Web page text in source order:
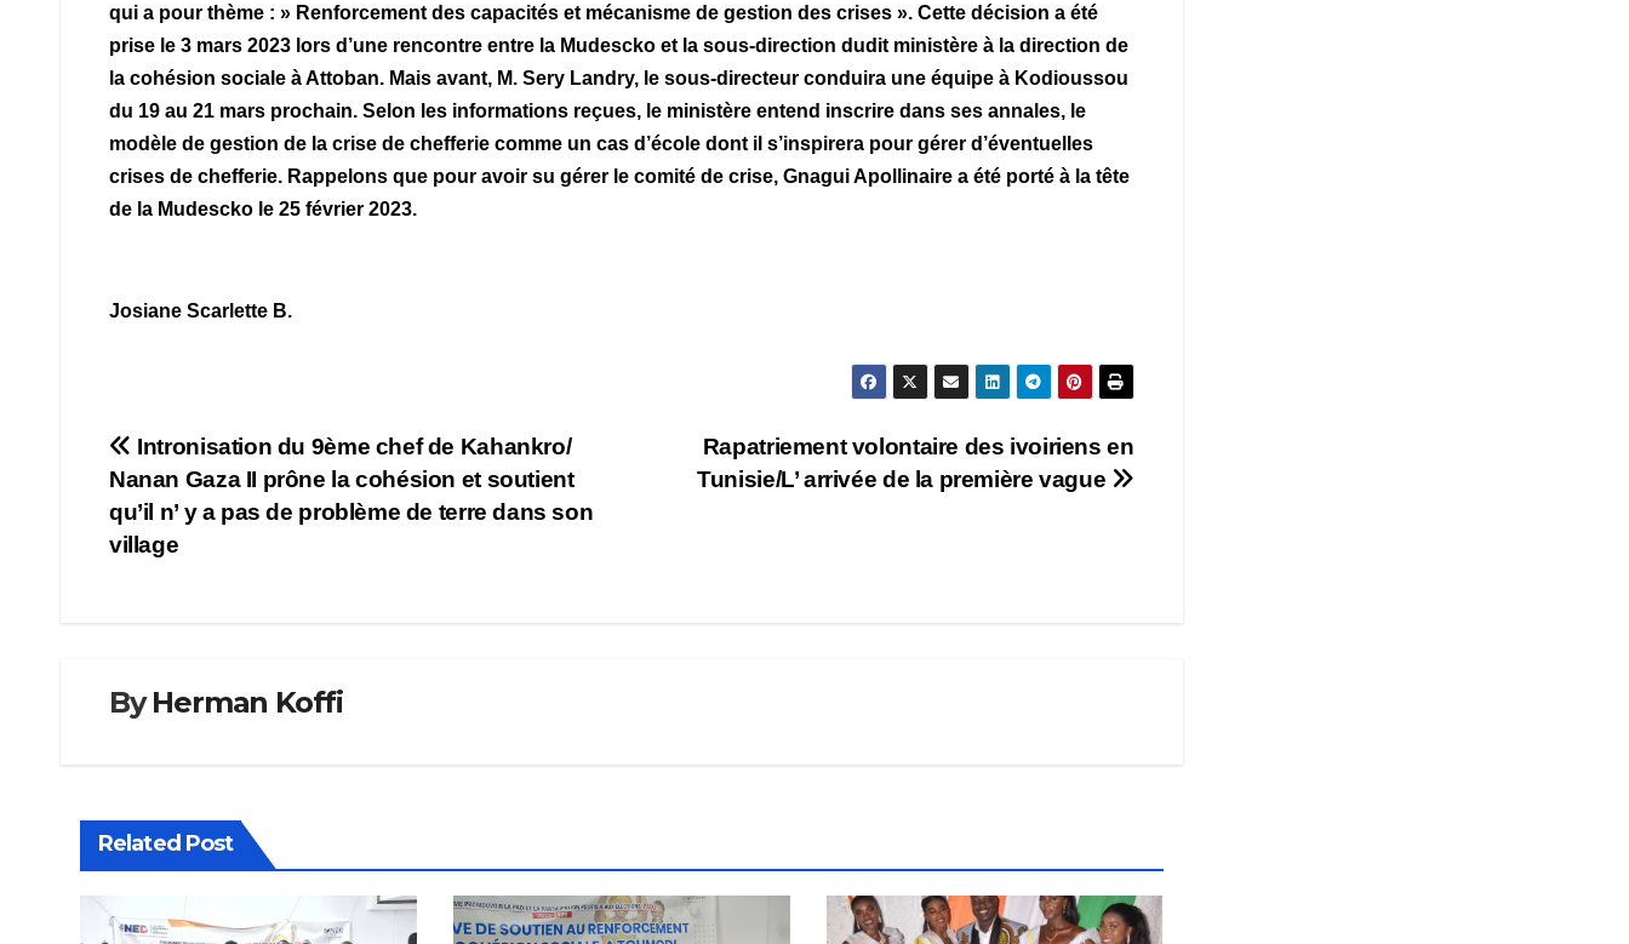
qui a pour thème : » Renforcement des capacités et mécanisme de gestion des crises ». Cette décision a été
prise le 3 mars 2023 lors d’une rencontre entre la Mudescko et la sous-direction dudit ministère à la direction de
la cohésion sociale à Attoban. Mais avant, M. Sery Landry, le sous-directeur conduira une équipe à Kodioussou
du 19 au 21 mars prochain. Selon les informations reçues, le ministère entend inscrire dans ses annales, le
modèle de gestion de la crise de chefferie comme un cas d’école dont il s’inspirera pour gérer d’éventuelles
crises de chefferie. Rappelons que pour avoir su gérer le comité de crise, Gnagui Apollinaire a été porté à la tête
de la Mudescko le 25 février 2023.
Josiane Scarlette B.
Navigation
de
l’article
Rapatriement volontaire des ivoiriens en
Tunisie/L’ arrivée de la première vague
Intronisation du 9ème chef de Kahankro/
Nanan Gaza II prône la cohésion et soutient
qu’il n’ y a pas de problème de terre dans son
village
ByHerman Koffi
Related Post